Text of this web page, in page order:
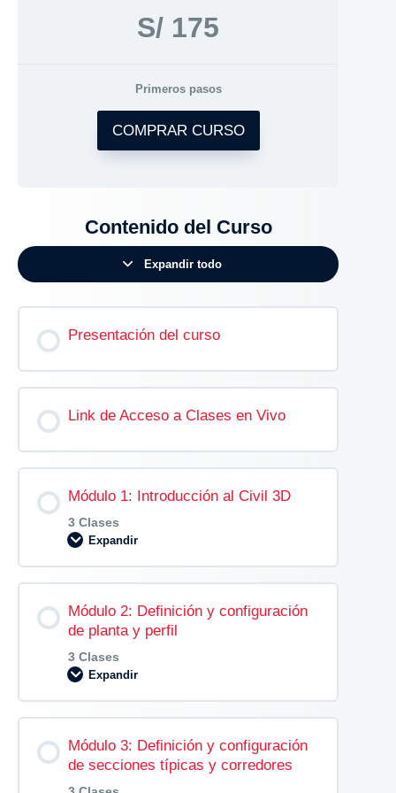
S/ 175
Primeros pasos
COMPRAR CURSO
Contenido del Curso
Expandir todo
Presentación del curso
Link de Acceso a Clases en Vivo
Módulo 1: Introducción al Civil 3D
3 Clases
Expandir
0% COMPLETADO 0/3 pasos
TEMA 1: INTRODUCCIÓN Y
CONFIGURACIONES INICIALES
TEMA 2: CRITERIOS DEL DISEÑO DE
DEFENSAS RIBEREÑAS
Módulo 2: Definición y configuración
de planta y perfil
3 Clases
Expandir
0% COMPLETADO 0/3 pasos
Módulo 3: Definición y configuración
de secciones típicas y corredores